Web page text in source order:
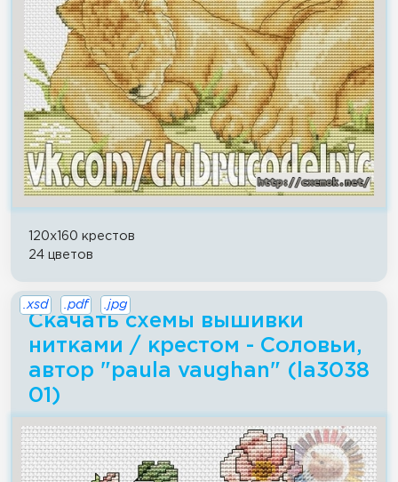
120x160 крестов
24 цветов
Скачать схемы вышивки
нитками / крестом - Соловьи,
автор "paula vaughan" (la3038
01)
.xsd .pdf .jpg